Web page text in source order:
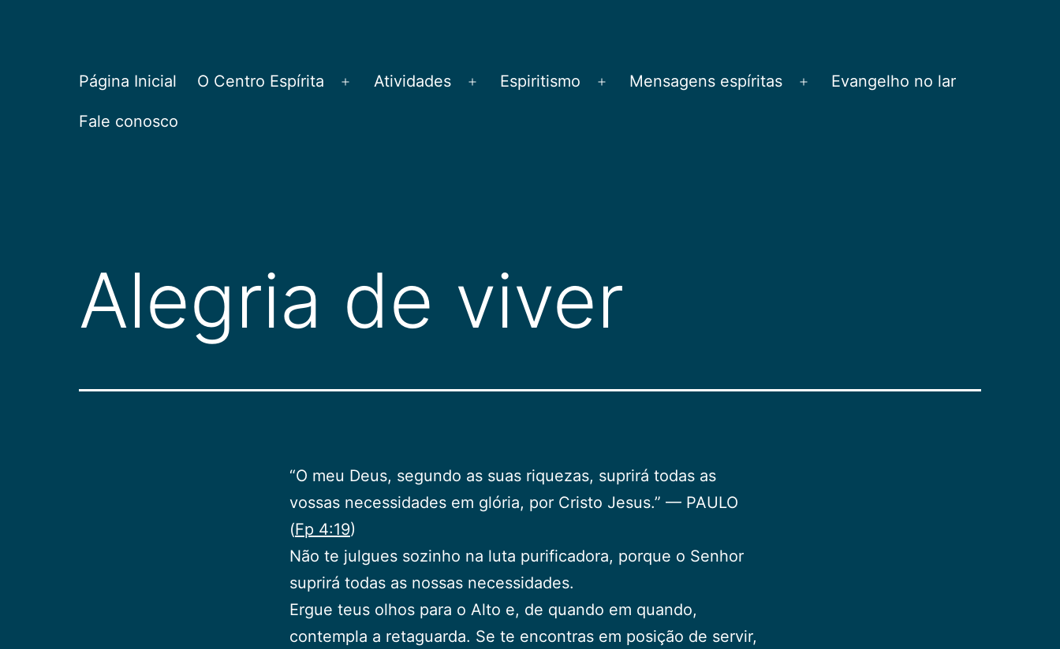
CEPAC
Página Inicial O Centro Espírita
Abrir
Atividades
Abrir
Espiritismo
Abrir
Mensagens espíritas
Abrir
Evangelho no lar
Fale conosco
Alegria de viver
“O meu Deus, segundo as suas riquezas, suprirá todas as
vossas necessidades em glória, por Cristo Jesus.” — PAULO
(Fp 4:19)
Não te julgues sozinho na luta purificadora, porque o Senhor
suprirá todas as nossas necessidades.
Ergue teus olhos para o Alto e, de quando em quando,
contempla a retaguarda. Se te encontras em posição de servir,